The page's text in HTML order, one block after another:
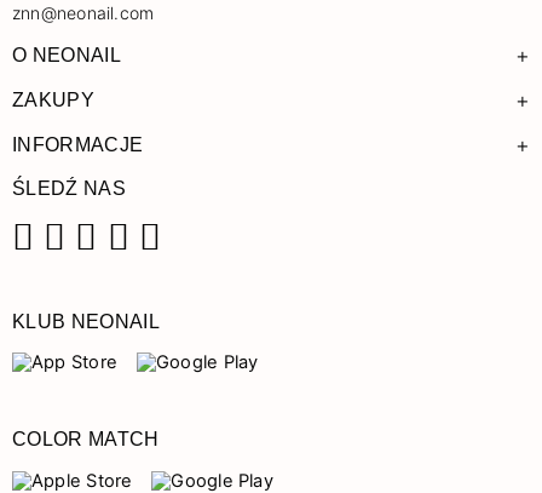
znn@neonail.com
O NEONAIL +
ZAKUPY +
INFORMACJE +
ŚLEDŹ NAS
KLUB NEONAIL
COLOR MATCH